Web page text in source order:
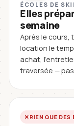
ÉCOLES DE
Elles
semaine
Après le cours,
location le
achat,
traversée — pas
RIEN QUE DES